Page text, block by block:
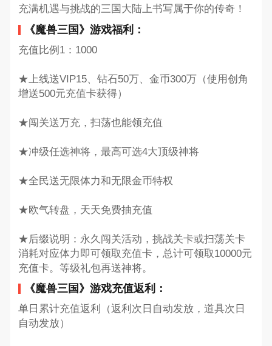
充满机遇与挑战的三国大陆上书写属于你的传奇！
《魔兽三国》游戏福利：
充值比例1：1000
★上线送VIP15、钻石50万、金币300万（使用创角
增送500元充值卡获得）
★闯关送万充，扫荡也能领充值
★冲级任选神将，最高可选4大顶级神将
★全民送无限体力和无限金币特权
★欧气转盘，天天免费抽充值
★后缀说明：永久闯关活动，挑战关卡或扫荡关卡
消耗对应体力即可领取充值卡，总计可领取10000元
充值卡。等级礼包再送神将。
《魔兽三国》游戏充值返利：
单日累计充值返利（返利次日自动发放，道具次日
自动发放）